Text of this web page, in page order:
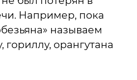
Например, пока
называем
гориллу, орангутана